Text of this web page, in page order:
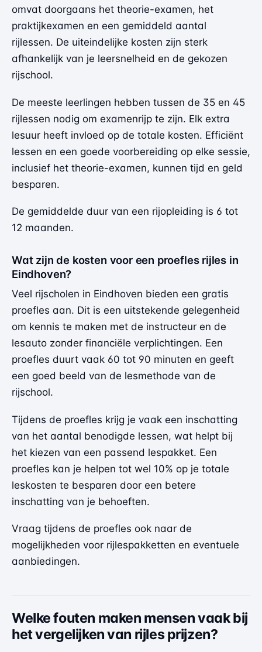
omvat doorgaans het theorie-examen, het
praktijkexamen en een gemiddeld aantal
rijlessen. De uiteindelijke kosten zijn sterk
afhankelijk van je leersnelheid en de gekozen
rijschool.
De meeste leerlingen hebben tussen de 35 en 45
rijlessen nodig om examenrijp te zijn. Elk extra
lesuur heeft invloed op de totale kosten. Efficiënt
lessen en een goede voorbereiding op elke sessie,
inclusief het theorie-examen, kunnen tijd en geld
besparen.
De gemiddelde duur van een rijopleiding is 6 tot
12 maanden.
Wat zijn de kosten voor een proefles rijles in
Eindhoven?
Veel rijscholen in Eindhoven bieden een gratis
proefles aan. Dit is een uitstekende gelegenheid
om kennis te maken met de instructeur en de
lesauto zonder financiële verplichtingen. Een
proefles duurt vaak 60 tot 90 minuten en geeft
een goed beeld van de lesmethode van de
rijschool.
Tijdens de proefles krijg je vaak een inschatting
van het aantal benodigde lessen, wat helpt bij
het kiezen van een passend lespakket. Een
proefles kan je helpen tot wel 10% op je totale
leskosten te besparen door een betere
inschatting van je behoeften.
Vraag tijdens de proefles ook naar de
mogelijkheden voor rijlespakketten en eventuele
aanbiedingen.
Welke fouten maken mensen vaak bij
het vergelijken van rijles prijzen?